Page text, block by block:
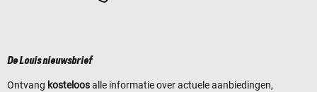
De Louis nieuwsbrief
Ontvang kosteloosalle informatie over actuele aanbiedingen,